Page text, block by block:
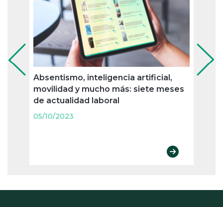
Absentismo, inteligencia artificial,
movilidad y mucho más: siete meses
de actualidad laboral
05/10/2023